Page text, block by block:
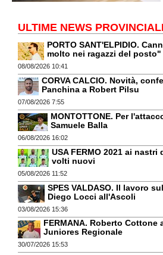
ULTIME NEWS PROVINCIALI
PORTO SANT'ELPIDIO.
molto nei ragazzi del posto"
08/08/2026 10:41
CORVA CALCIO. Novità,
Panchina a Robert Pilsu
07/08/2026 7:55
MONTOTTONE. Per
Samuele Balla
06/08/2026 16:02
USA FERMO 2021 ai
volti nuovi
05/08/2026 11:52
SPES VALDASO. Il lavoro
Diego Locci all'Ascoli
03/08/2026 15:36
FERMANA. Roberto Cottone
Juniores Regionale
30/07/2026 15:53